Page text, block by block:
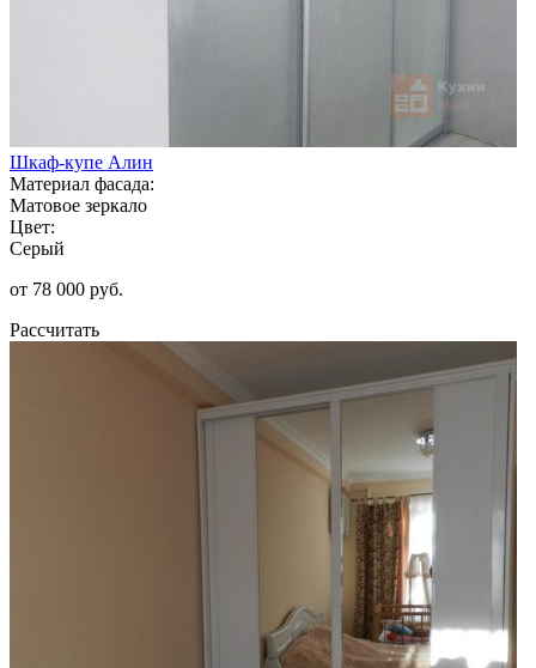
Шкаф-купе Алин
Материал фасада:
Матовое зеркало
Цвет:
Серый
от 78 000 руб.
Рассчитать